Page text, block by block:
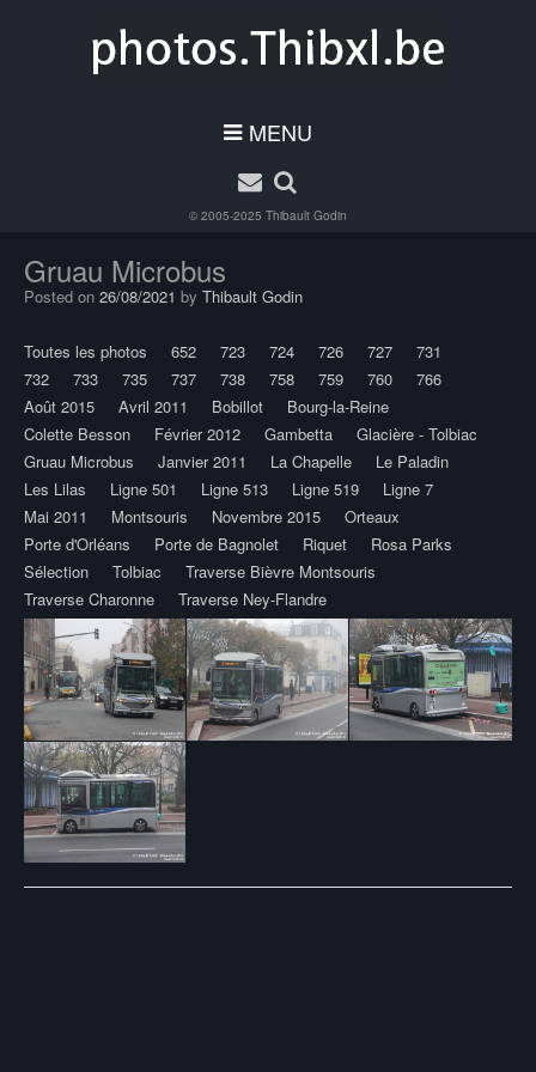
MENU
© 2005-2025 Thibault Godin
Gruau Microbus
Posted on 26/08/2021 by Thibault Godin
Toutes les photos 652 723 724 726 727
731
732
733 735 737 738 758 759 760
766
Août 2015
Avril 2011 Bobillot
Bourg-la-Reine
Colette Besson
Février 2012 Gambetta
Glacière - Tolbiac
Gruau Microbus
Janvier 2011 La Chapelle
Le Paladin
Les Lilas
Ligne 501 Ligne 513 Ligne 519
Ligne 7
Mai 2011
Montsouris Novembre 2015
Orteaux
Porte d'Orléans
Porte de Bagnolet Riquet
Rosa Parks
Sélection
Tolbiac
Traverse Bièvre Montsouris
Traverse Charonne
Traverse Ney-Flandre
Post